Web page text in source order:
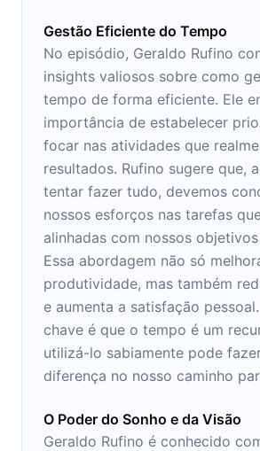
Gestão Eficiente do Tempo
No episódio, Geraldo Rufino
insights valiosos sobre como
tempo de forma eficiente. Ele
importância de estabelecer
focar nas atividades que
resultados. Rufino sugere que,
tentar fazer tudo, devemos
nossos esforços nas tarefas
alinhadas com nossos
Essa abordagem não só
produtividade, mas também
e aumenta a satisfação
chave é que o tempo é um
utilizá-lo sabiamente pode
diferença no nosso caminho
O Poder do Sonho e da Visão
Geraldo Rufino é conhecido